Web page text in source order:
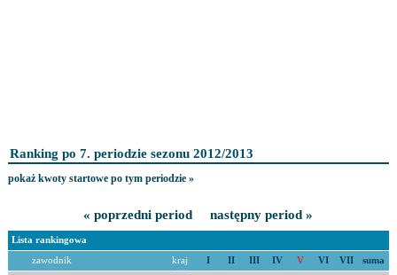
Ranking po 7. periodzie sezonu 2012/2013
pokaż kwoty startowe po tym periodzie »
« poprzedni period następny period »
Lista rankingowa
zawodnik kraj I II III IV V VI VII suma